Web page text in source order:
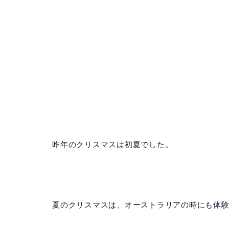
昨年のクリスマスは初夏でした。
夏のクリスマスは、オーストラリアの時にも体